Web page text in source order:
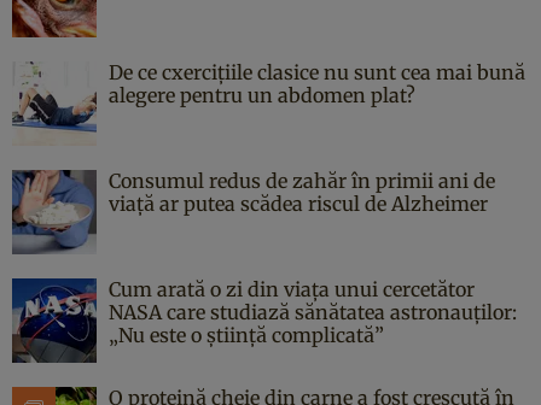
De ce cxercițiile clasice nu sunt cea mai bună
alegere pentru un abdomen plat?
Consumul redus de zahăr în primii ani de
viață ar putea scădea riscul de Alzheimer
Cum arată o zi din viața unui cercetător
NASA care studiază sănătatea astronauților:
„Nu este o știință complicată”
O proteină cheie din carne a fost crescută în